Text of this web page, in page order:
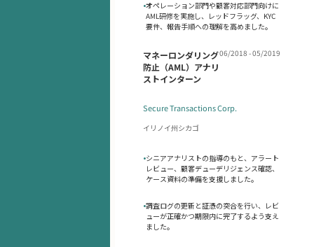
•オペレーション部門や顧客対応部門向けに
AML研修を実施し、レッドフラッグ、KYC
要件、報告手順への理解を高めました。
マネーロンダリング
防止（AML）アナリ
ストインターン
06/2018 - 05/2019
Secure Transactions Corp.
イリノイ州シカゴ
•シニアアナリストの指導のもと、アラート
レビュー、顧客デューデリジェンス確認、
ケース資料の準備を支援しました。
•調査ログの更新と証憑の突合を行い、レビ
ューが正確かつ期限内に完了するよう支え
ました。